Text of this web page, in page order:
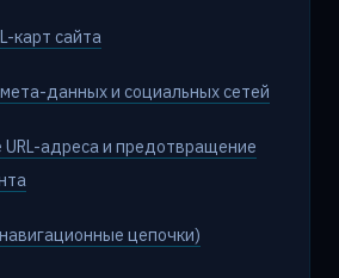
карт сайта
данных и социальных сетей
URL-адреса и предотвращение
цепочки)